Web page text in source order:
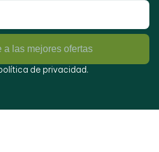
a las mejores ofertas
de privacidad.